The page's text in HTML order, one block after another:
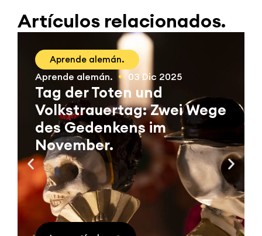
Artículos relacionados.
Aprende alemán.
Aprende alemán. 03 Dic 2025
Tag der Toten und
Volkstrauertag: Zwei Wege
des Gedenkens im
November.